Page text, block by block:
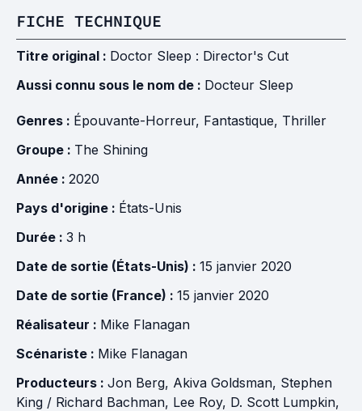
FICHE TECHNIQUE
Titre original : Doctor Sleep : Director's Cut
Aussi connu sous le nom de : Docteur Sleep
Genres : Épouvante-Horreur, Fantastique, Thriller
Groupe : The Shining
Année : 2020
Pays d'origine : États-Unis
Durée : 3 h
Date de sortie (États-Unis) : 15 janvier 2020
Date de sortie (France) : 15 janvier 2020
Réalisateur : Mike Flanagan
Scénariste : Mike Flanagan
Producteurs : Jon Berg, Akiva Goldsman, Stephen
King / Richard Bachman, Lee Roy, D. Scott Lumpkin,